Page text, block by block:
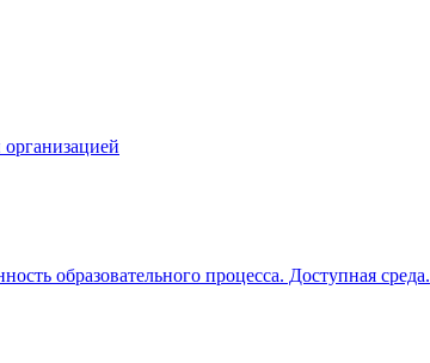
образовательного процесса. Доступная среда.